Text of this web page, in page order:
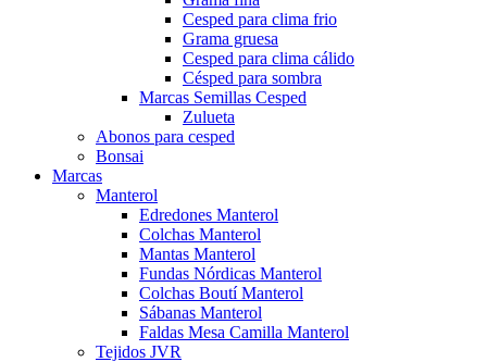
Cesped para clima frio
Grama gruesa
Cesped para clima cálido
Césped para sombra
Marcas Semillas Cesped
Zulueta
Abonos para cesped
Bonsai
Marcas
Manterol
Edredones Manterol
Colchas Manterol
Mantas Manterol
Fundas Nórdicas Manterol
Colchas Boutí Manterol
Sábanas Manterol
Faldas Mesa Camilla Manterol
Tejidos JVR